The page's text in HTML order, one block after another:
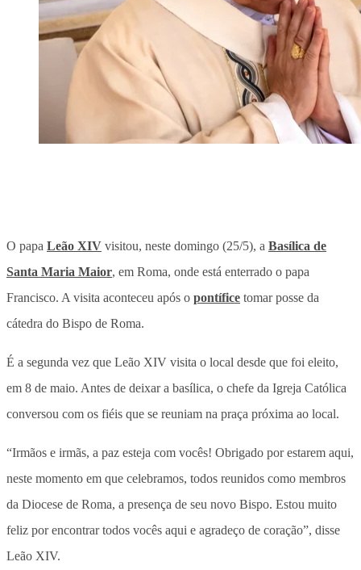
O papa Leão XIV visitou, neste domingo (25/5), a Basílica de
Santa Maria Maior, em Roma, onde está enterrado o papa
Francisco. A visita aconteceu após o pontífice tomar posse da
cátedra do Bispo de Roma.
É a segunda vez que Leão XIV visita o local desde que foi eleito,
em 8 de maio. Antes de deixar a basílica, o chefe da Igreja Católica
conversou com os fiéis que se reuniam na praça próxima ao local.
“Irmãos e irmãs, a paz esteja com vocês! Obrigado por estarem aqui,
neste momento em que celebramos, todos reunidos como membros
da Diocese de Roma, a presença de seu novo Bispo. Estou muito
feliz por encontrar todos vocês aqui e agradeço de coração”, disse
Leão XIV.